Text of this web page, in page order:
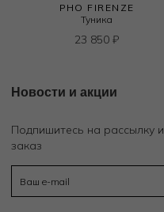
PHO FIRENZE
Туника
23 850 ₽
Новости и акции
Подпишитесь на рассылку
заказ